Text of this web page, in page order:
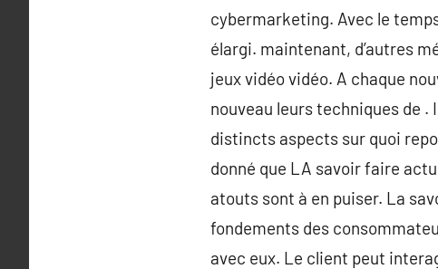
cybermarketing. Avec le
élargi. maintenant, d’autres
jeux vidéo vidéo. A chaque
nouveau leurs techniques de
distincts aspects sur quoi
donné que LA savoir faire
atouts sont à en puiser. La
fondements des
avec eux. Le client peut